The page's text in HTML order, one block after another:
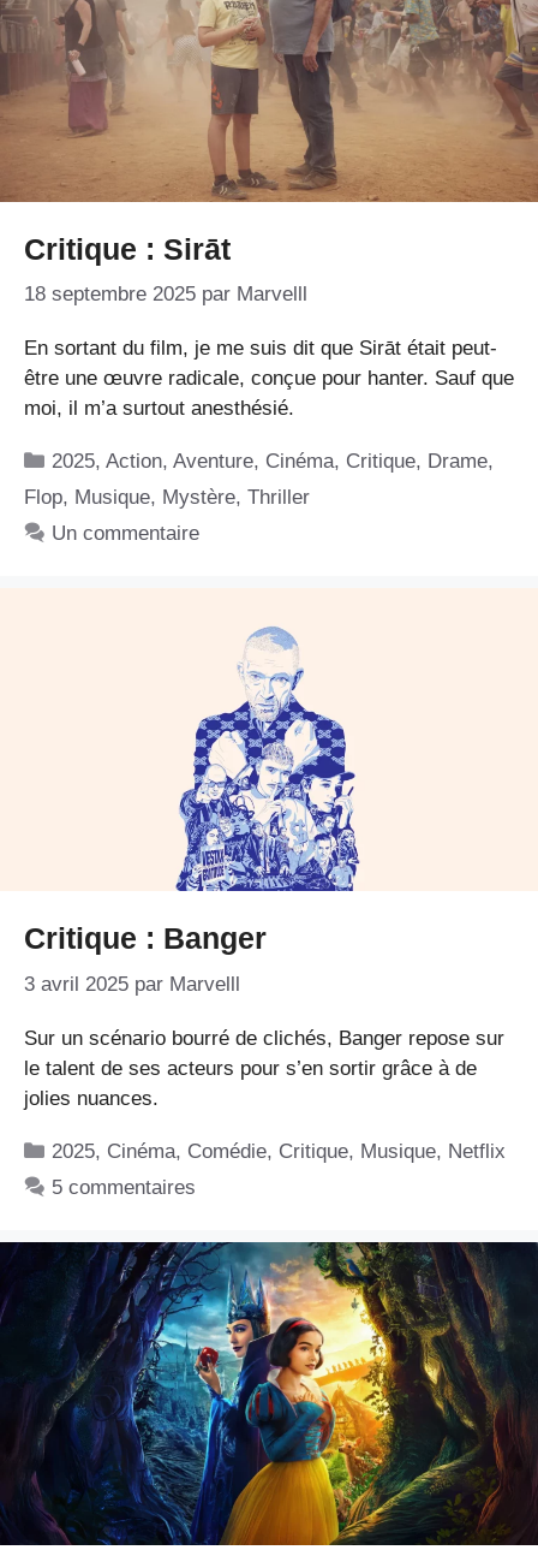
Critique : Sirāt
18 septembre 2025 par Marvelll
En sortant du film, je me suis dit que Sirāt était peut-
être une œuvre radicale, conçue pour hanter. Sauf que
moi, il m’a surtout anesthésié.
Catégories
2025,Action,Aventure, Cinéma, Critique, Drame,
Flop, Musique, Mystère, Thriller
Un commentaire
Critique : Banger
3 avril 2025 par Marvelll
Sur un scénario bourré de clichés, Banger repose sur
le talent de ses acteurs pour s’en sortir grâce à de
jolies nuances.
Catégories
2025, Cinéma, Comédie, Critique, Musique, Netflix
5 commentaires